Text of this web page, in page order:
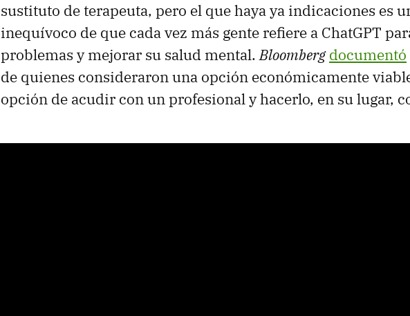
sustituto de terapeuta, pero el que haya ya indicaciones es
inequívoco de que cada vez más gente refiere a ChatGPT
problemas y mejorar su salud mental.Bloomberg documentó
de quienes consideraron una opción económicamente
opción de acudir con un profesional y hacerlo, en su lugar,